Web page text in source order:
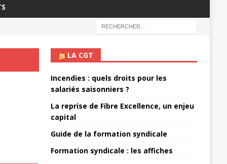
LA CGT
Incendies : quels droits pour les
salariés saisonniers ?
La reprise de Fibre Excellence, un enjeu
capital
Guide de la formation syndicale
Formation syndicale : les affiches